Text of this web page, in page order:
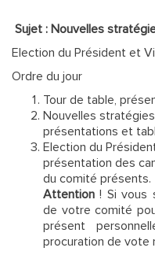
Sujet : Nouvelles
Election du Président et
Ordre du jour
Tour de table,
Nouvelles
présentations et
Election du
présentation des
du comité présents.
Attention! Si vous
de votre comité
présent
procuration de vote